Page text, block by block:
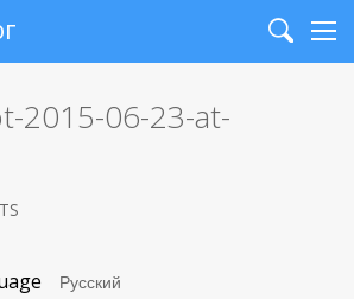
Search
2015-06-23-at-